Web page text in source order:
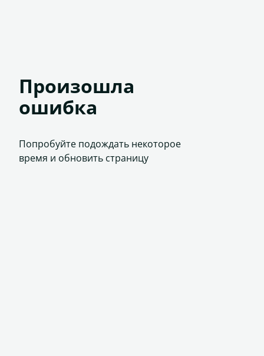
Произошла
ошибка
Попробуйте подождать некоторое
время и обновить страницу